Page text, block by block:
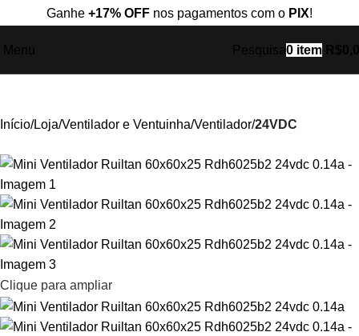
Ganhe +17% OFF nos pagamentos com o PIX!
0 item
Início Loja Ventilador e Ventuinha Ventilador 24VDC
Clique para ampliar